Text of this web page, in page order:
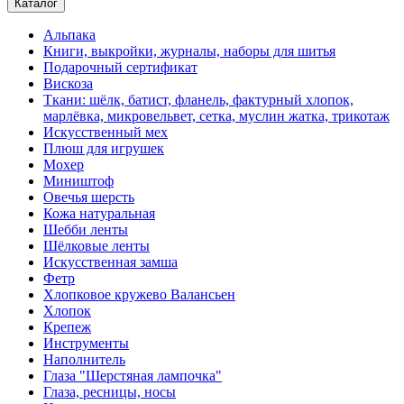
Каталог
Альпака
Книги, выкройки, журналы, наборы для шитья
Подарочный сертификат
Вискоза
Ткани: шёлк, батист, фланель, фактурный хлопок,
марлёвка, микровельвет, сетка, муслин жатка, трикотаж
Искусственный мех
Плюш для игрушек
Мохер
Миништоф
Овечья шерсть
Кожа натуральная
Шебби ленты
Шёлковые ленты
Искусственная замша
Фетр
Хлопковое кружево Валансьен
Хлопок
Крепеж
Инструменты
Наполнитель
Глаза "Шерстяная лампочка"
Глаза, ресницы, носы